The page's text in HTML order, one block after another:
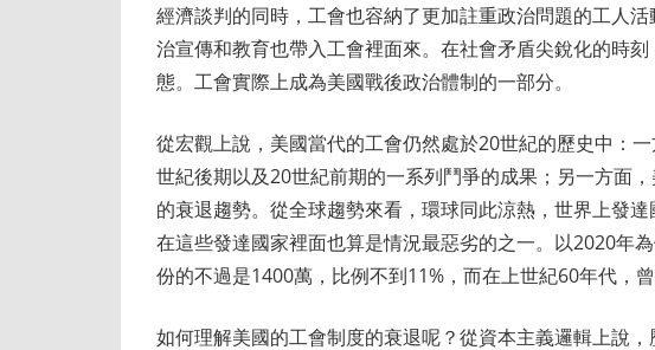
經濟談判的同時，工會也容納了更加註重政治問題的工人
治宣傳和教育也帶入工會裡面來。在社會矛盾尖銳化的時
態。工會實際上成為美國戰後政治體制的一部分。
從宏觀上說，美國當代的工會仍然處於20世紀的歷史中：
世紀後期以及20世紀前期的一系列鬥爭的成果；另一方面
的衰退趨勢。從全球趨勢來看，環球同此涼熱，世界上發
在這些發達國家裡面也算是情況最惡劣的之一。以2020年
份的不過是1400萬，比例不到11%，而在上世紀60年代，曾
如何理解美國的工會制度的衰退呢？從資本主義邏輯上說